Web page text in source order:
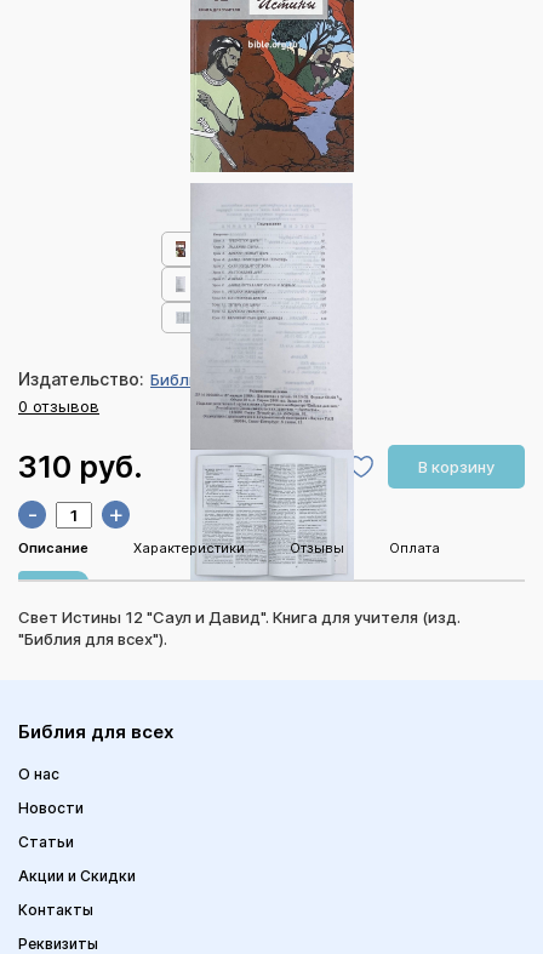
Издательство: Библия для всех
0 отзывов
310 руб. В корзину
- +
Описание Характеристики Отзывы Оплата
Свет Истины 12 "Саул и Давид". Книга для учителя (изд.
"Библия для всех").
Библия для всех
О нас
Новости
Статьи
Акции и Скидки
Контакты
Реквизиты